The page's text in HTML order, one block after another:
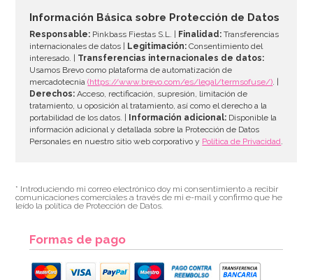
AÑADIR
Información Básica sobre Protección de Datos
Responsable: Pinkbass Fiestas S.L. | Finalidad: Transferencias
internacionales de datos |
Legitimación: Consentimiento del
interesado. | Transferencias internacionales de datos:
Usamos Brevo como plataforma de automatización de
mercadotecnia(https://www.brevo.com/es/legal/termsofuse/). |
Derechos: Acceso, rectificación, supresión, limitación de
tratamiento, u oposición al tratamiento, así como el derecho a la
portabilidad de los datos. |
Información adicional: Disponible la
información adicional y detallada sobre la Protección de Datos
Personales en nuestro sitio web corporativo y Política de Privacidad.
* Introduciendo mi correo electrónico doy mi consentimiento a recibir
comunicaciones comerciales a través de mi e-mail y confirmo que he
leído la política de Protección de Datos.
Formas de pago